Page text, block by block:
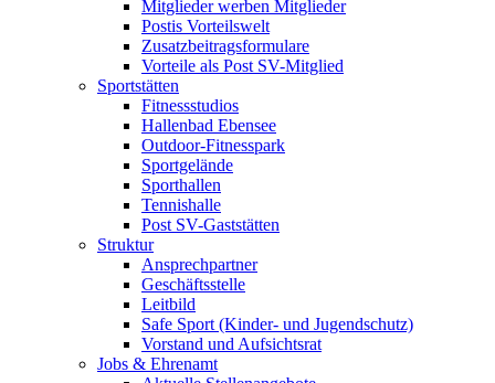
Mitglieder werben Mitglieder
Postis Vorteilswelt
Zusatzbeitragsformulare
Vorteile als Post SV-Mitglied
Sportstätten
Fitnessstudios
Hallenbad Ebensee
Outdoor-Fitnesspark
Sportgelände
Sporthallen
Tennishalle
Post SV-Gaststätten
Struktur
Ansprechpartner
Geschäftsstelle
Leitbild
Safe Sport (Kinder- und Jugendschutz)
Vorstand und Aufsichtsrat
Jobs & Ehrenamt